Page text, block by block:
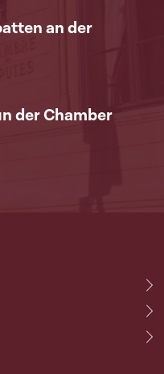
an der
der Chamber